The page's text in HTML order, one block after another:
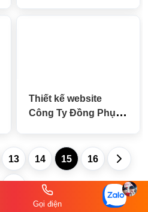
Thiết kế website
Công Ty Đồng Phục,
13 14 15 16
Gọi điện